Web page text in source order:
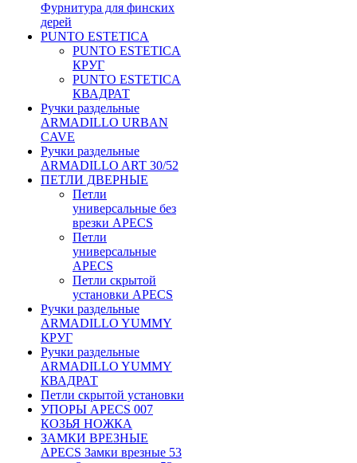
Фурнитура для финских
дерей
PUNTO ESTETICA
PUNTO ESTETICA
КРУГ
PUNTO ESTETICA
КВАДРАТ
Ручки раздельные
ARMADILLO URBAN
CAVE
Ручки раздельные
ARMADILLO ART 30/52
ПЕТЛИ ДВЕРНЫЕ
Петли
универсальные без
врезки APECS
Петли
универсальные
APECS
Петли скрытой
установки APECS
Ручки раздельные
ARMADILLO YUMMY
КРУГ
Ручки раздельные
ARMADILLO YUMMY
КВАДРАТ
Петли скрытой установки
УПОРЫ APECS 007
КОЗЬЯ НОЖКА
ЗАМКИ ВРЕЗНЫЕ
APECS Замки врезные 53